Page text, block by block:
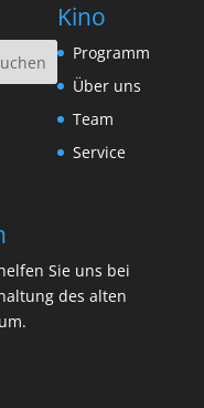
Kino
Programm
Über uns
Team
Service
Sie uns bei
des alten